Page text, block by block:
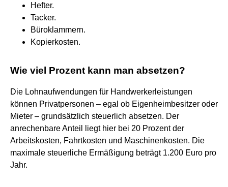
Hefter.
Tacker.
Büroklammern.
Kopierkosten.
Wie viel Prozent kann man absetzen?
Die Lohnaufwendungen für Handwerkerleistungen
können Privatpersonen – egal ob Eigenheimbesitzer oder
Mieter – grundsätzlich steuerlich absetzen. Der
anrechenbare Anteil liegt hier bei 20 Prozent der
Arbeitskosten, Fahrtkosten und Maschinenkosten. Die
maximale steuerliche Ermäßigung beträgt 1.200 Euro pro
Jahr.